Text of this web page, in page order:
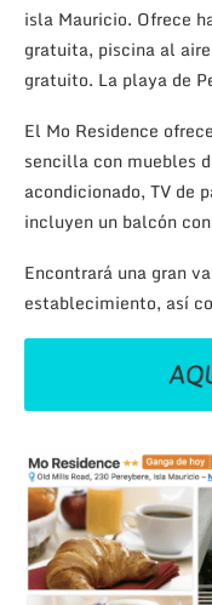
isla Mauricio. Ofrece
gratuita, piscina al
gratuito. La playa de
El Mo Residence
sencilla con muebles
acondicionado, TV de
incluyen un balcón
Encontrará una gran
establecimiento, así